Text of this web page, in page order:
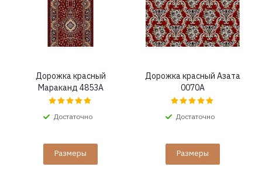
Дорожка красный
Мараканд 4853A
Достаточно
Размеры
Дорожка красный Азата
0070A
Достаточно
Размеры